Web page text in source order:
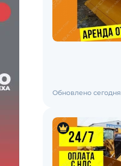
Обновлено сегодня